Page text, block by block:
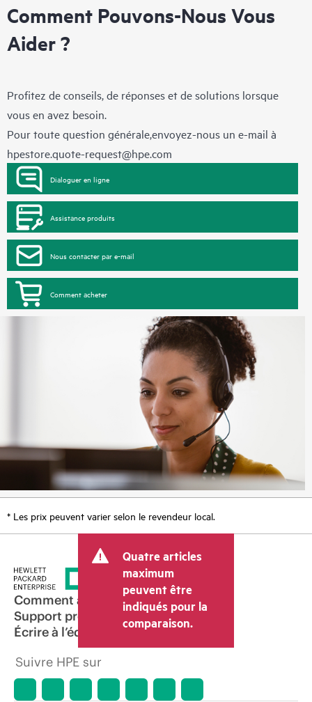
Comment Pouvons-Nous Vous
Aider ?
Profitez de conseils, de réponses et de solutions lorsque
vous en avez besoin.
Pour toute question générale,envoyez-nous un e-mail à
hpestore.quote-request@hpe.com
Dialoguer en ligne
Assistance produits
Nous contacter par e-mail
Comment acheter
* Les prix peuvent varier selon le revendeur local.
Quatre articles
maximum
peuvent être
indiqués pour la
comparaison.
Comment acheter
Support produit
Écrire à l’équipe commerciale
Suivre HPE sur